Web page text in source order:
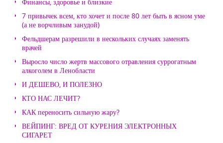
7 привычек всем, кто хочет и после 80 лет быть в ясном уме
(а не ворчливым занудой)
Фельдшерам разрешили в нескольких случаях заменять
врачей
Выросло число жертв массового отравления суррогатным
алкоголем в Ленобласти
И ДЕШЕВО, И ПОЛЕЗНО
КТО НАС ЛЕЧИТ?
КАК переносить сильную жару?
ВЕЙПИНГ: ВРЕД ОТ КУРЕНИЯ ЭЛЕКТРОННЫХ
СИГАРЕТ